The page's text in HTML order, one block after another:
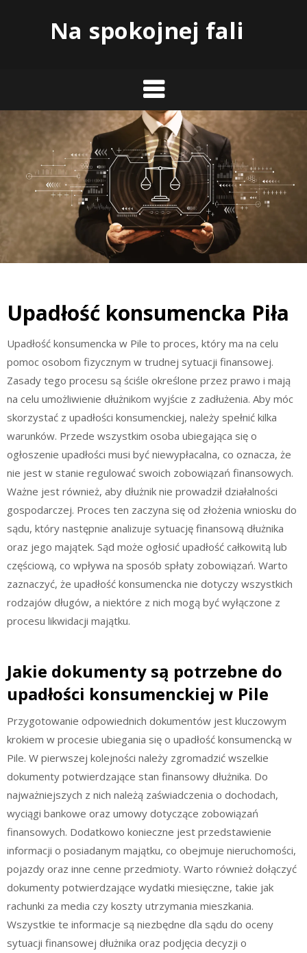
Na spokojnej fali
Upadłość konsumencka Piła
Upadłość konsumencka w Pile to proces, który ma na celu
pomoc osobom fizycznym w trudnej sytuacji finansowej.
Zasady tego procesu są ściśle określone przez prawo i mają
na celu umożliwienie dłużnikom wyjście z zadłużenia. Aby móc
skorzystać z upadłości konsumenckiej, należy spełnić kilka
warunków. Przede wszystkim osoba ubiegająca się o
ogłoszenie upadłości musi być niewypłacalna, co oznacza, że
nie jest w stanie regulować swoich zobowiązań finansowych.
Ważne jest również, aby dłużnik nie prowadził działalności
gospodarczej. Proces ten zaczyna się od złożenia wniosku do
sądu, który następnie analizuje sytuację finansową dłużnika
oraz jego majątek. Sąd może ogłosić upadłość całkowitą lub
częściową, co wpływa na sposób spłaty zobowiązań. Warto
zaznaczyć, że upadłość konsumencka nie dotyczy wszystkich
rodzajów długów, a niektóre z nich mogą być wyłączone z
procesu likwidacji majątku.
Jakie dokumenty są potrzebne do
upadłości konsumenckiej w Pile
Przygotowanie odpowiednich dokumentów jest kluczowym
krokiem w procesie ubiegania się o upadłość konsumencką w
Pile. W pierwszej kolejności należy zgromadzić wszelkie
dokumenty potwierdzające stan finansowy dłużnika. Do
najważniejszych z nich należą zaświadczenia o dochodach,
wyciągi bankowe oraz umowy dotyczące zobowiązań
finansowych. Dodatkowo konieczne jest przedstawienie
informacji o posiadanym majątku, co obejmuje nieruchomości,
pojazdy oraz inne cenne przedmioty. Warto również dołączyć
dokumenty potwierdzające wydatki miesięczne, takie jak
rachunki za media czy koszty utrzymania mieszkania.
Wszystkie te informacje są niezbędne dla sądu do oceny
sytuacji finansowej dłużnika oraz podjęcia decyzji o